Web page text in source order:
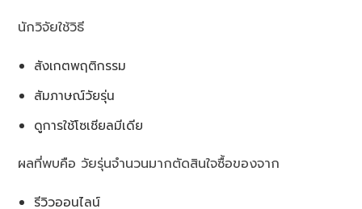
นักวิจัยใช้วิธี
สังเกตพฤติกรรม
สัมภาษณ์วัยรุ่น
ดูการใช้โซเชียลมีเดีย
ผลที่พบคือ วัยรุ่นจำนวนมากตัดสินใจซื้อของจาก
รีวิวออนไลน์